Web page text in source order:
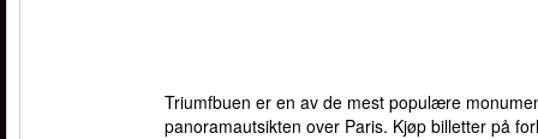
Triumfbuen er en av de mest populære
panoramautsikten over Paris. Kjøp billetter på